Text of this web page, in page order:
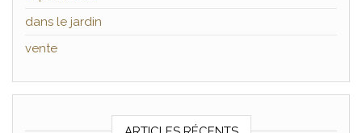
dans le jardin
vente